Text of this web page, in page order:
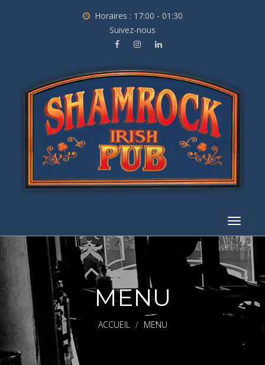
Horaires : 17:00 - 01:30
Suivez-nous
Toggle
MENU
ACCUEIL MENU